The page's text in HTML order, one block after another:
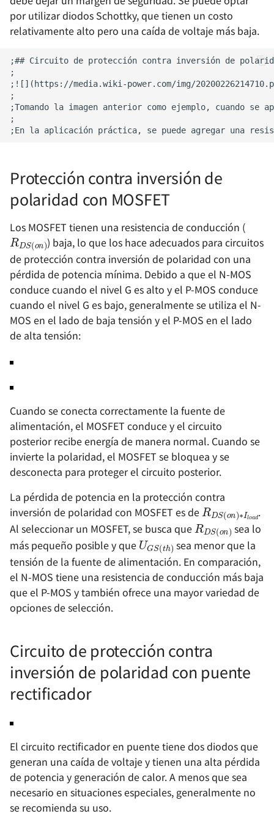
Alimentación - Relación de
Rechazo de la Fuente de
Alimentación LDO (PSRR) y
su Método de Medición
Esquema de alimentación
(LDO) - XC6206
Esquema de alimentación
Solución de alimentación
(Buck) - TPS54531
(Buck) - XL2009E1
Esquema de alimentación
(Boost) - SX1308
Solución de Alimentación
(PMIC) - EA3036C
- EA3059
señal y tierra de carcasa
Fundamentos del Diagrama
de Smith y Circuitos de
Coincidencia
Diseño de Circuitos de
Coincidencia de Antenas
Convencionales
Uso del analizador lógico
Uso de Transformadores de
Inyección de Banda Ancha
🚧
Uso del inyector lineal
por utilizar diodos Schottky, que tienen un costo
relativamente alto pero una caída de voltaje más baja.
Protección contra inversión de
polaridad con MOSFET
Los MOSFET tienen una resistencia de conducción (
RDS(on)
) baja, lo que los hace adecuados para circuitos
de protección contra inversión de polaridad con una
pérdida de potencia mínima. Debido a que el N-MOS
conduce cuando el nivel G es alto y el P-MOS conduce
cuando el nivel G es bajo, generalmente se utiliza el N-
MOS en el lado de baja tensión y el P-MOS en el lado
de alta tensión:
Cuando se conecta correctamente la fuente de
alimentación, el MOSFET conduce y el circuito
posterior recibe energía de manera normal. Cuando se
invierte la polaridad, el MOSFET se bloquea y se
desconecta para proteger el circuito posterior.
La pérdida de potencia en la protección contra
inversión de polaridad con MOSFET es de
RDS
.
Al seleccionar un MOSFET, se busca que
RDS(on)
sea lo
más pequeño posible y que
UGS(th)
sea menor que la
tensión de la fuente de alimentación. En comparación,
el N-MOS tiene una resistencia de conducción más baja
que el P-MOS y también ofrece una mayor variedad de
opciones de selección.
Circuito de protección contra
inversión de polaridad con puente
rectificador
El circuito rectificador en puente tiene dos diodos que
generan una caída de voltaje y tienen una alta pérdida
de potencia y generación de calor. A menos que sea
necesario en situaciones especiales, generalmente no
se recomienda su uso.